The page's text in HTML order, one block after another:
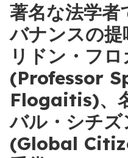
著名な法学
バナンスの
リドン・フ
(Professor
Flogaitis)、
バル・シチ
(Global